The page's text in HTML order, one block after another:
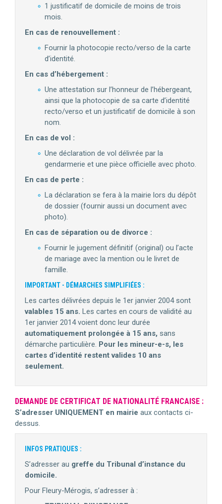
1 justificatif de domicile de moins de trois
mois.
En cas de renouvellement :
Fournir la photocopie recto/verso de la carte
d’identité.
En cas d’hébergement :
Une attestation sur l’honneur de l’hébergeant,
ainsi que la photocopie de sa carte d’identité
recto/verso et un justificatif de domicile à son
nom.
En cas de vol :
Une déclaration de vol délivrée par la
gendarmerie et une pièce officielle avec photo.
En cas de perte :
La déclaration se fera à la mairie lors du dépôt
de dossier (fournir aussi un document avec
photo).
En cas de séparation ou de divorce :
Fournir le jugement définitif (original) ou l’acte
de mariage avec la mention ou le livret de
famille.
IMPORTANT - DÉMARCHES SIMPLIFIÉES :
Les cartes délivrées depuis le 1er janvier 2004 sont
valables 15 ans. Les cartes en cours de validité au
1er janvier 2014 voient donc leur durée
automatiquement prolongée à 15 ans, sans
démarche particulière. Pour les mineur-e-s, les
cartes d’identité restent valides 10 ans
seulement.
DEMANDE DE CERTIFICAT DE NATIONALITÉ FRANCAISE :
S’adresser UNIQUEMENT en mairie aux contacts ci-
dessus.
INFOS PRATIQUES :
S’adresser au greffe du Tribunal d’instance du
domicile.
Pour Fleury-Mérogis, s’adresser à :